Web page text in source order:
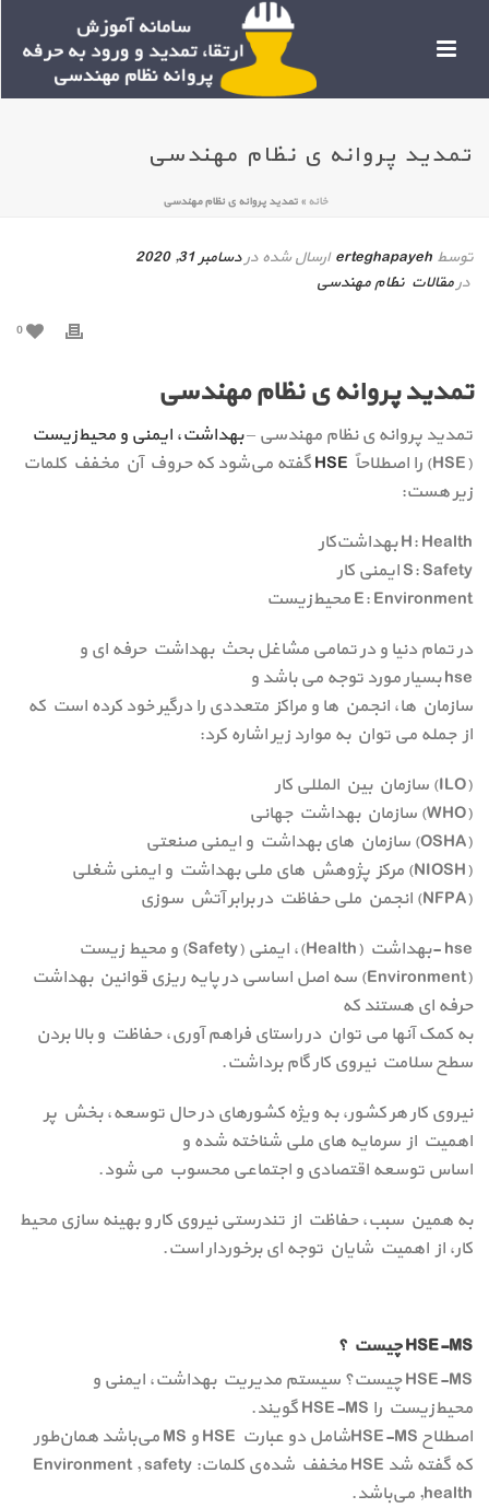
تمدید پروانه ی نظام مهندسی
خانه »تمدید پروانه ی نظام مهندسی
توسط erteghapayehارسال شده دردسامبر 31, 2020
درمقالات نظام مهندسی
0
تمدید پروانه ی نظام مهندسی
تمدید پروانه ی نظام مهندسی –بهداشت، ایمنی و محیط‌زیست
(HSE) را اصطلاحاً
HSEگفته می‌شود که حروف آن مخفف کلمات
زیر هست:
H: Health بهداشت‌کار
S: Safety ایمنی کار
E: Environment محیط‌زیست
در تمام دنیا و در تمامی مشاغل بحث بهداشت حرفه ای و
hse بسیار مورد توجه می باشد و
سازمان ها، انجمن ها و مراکز متعددی را درگیر خود کرده است که
از جمله می توان به موارد زیر اشاره کرد:
(ILO) سازمان بین المللی کار
(WHO) سازمان بهداشت جهانی
(OSHA) سازمان های بهداشت و ایمنی صنعتی
(NIOSH) مرکز پژوهش های ملی بهداشت و ایمنی شغلی
(NFPA) انجمن ملی حفاظت در برابر آتش سوزی
hse -بهداشت (Health)، ایمنی (Safety) و محیط زیست
(Environment) سه اصل اساسی در پایه ریزی قوانین بهداشت
حرفه ای هستند که
به کمک آنها می توان در راستای فراهم آوری، حفاظت و بالا بردن
سطح سلامت نیروی کار گام برداشت.
نیروی کار هر کشور، به ویژه کشورهای در حال توسعه، بخش پر
اهمیت از سرمایه های ملی شناخته شده و
اساس توسعه اقتصادی و اجتماعی محسوب می شود.
به همین سبب، حفاظت از تندرستی نیروی کار و بهینه سازی محیط
کار، از اهمیت شایان توجه ای برخوردار است.
HSE-MS چیست ؟
HSE-MS چیست؟ سیستم مدیریت بهداشت، ایمنی و
محیط‌زیست را HSE-MS گویند.
اصطلاح HSE-MSشامل دو عبارت HSE و MS می‌باشد همان‌طور
که گفته شد HSE مخفف شده‌ی کلمات: Environment , safety
,health می‌باشد.